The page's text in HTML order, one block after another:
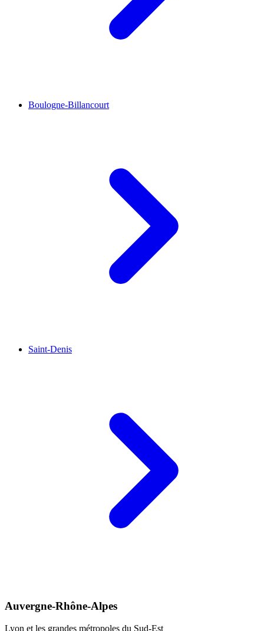
Boulogne-Billancourt
Saint-Denis
Auvergne-Rhône-Alpes
Lyon et les grandes métropoles du Sud-Est